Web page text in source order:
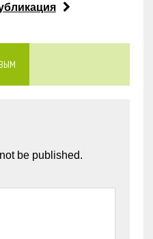
be published.